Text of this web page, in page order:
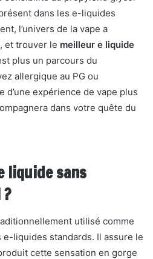
dans les e-liquides
l’univers de la vape a
et trouver le meilleur e liquide
plus un parcours du
allergique au PG ou
d’une expérience de vape plus
dans votre quête du
liquide sans
utilisé comme
liquides standards. Il assure le
cette sensation en gorge